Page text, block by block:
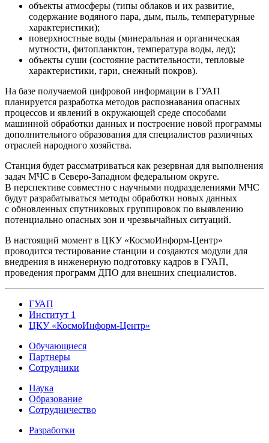
объекты атмосферы (типы облаков и их развитие,
содержание водяного пара, дым, пыль, температурные
характеристики);
поверхностные воды (минеральная и органическая
мутности, фитопланктон, температура воды, лед);
объекты суши (состояние растительности, тепловые
характеристики, гари, снежный покров).
На базе получаемой цифровой информации в ГУАП
планируется разработка методов распознавания опасных
процессов и явлений в окружающей среде способами
машинной обработки данных и построение новой программы
дополнительного образования для специалистов различных
отраслей народного хозяйства.
Станция будет рассматриваться как резервная для выполнения
задач МЧС в Северо-Западном федеральном округе.
В перспективе совместно с научными подразделениями МЧС
будут разрабатываться методы обработки новых данных
с обновленных спутниковых группировок по выявлению
потенциально опасных зон и чрезвычайных ситуаций.
В настоящий момент в ЦКУ «КосмоИнформ-Центр»
проводится тестирование станции и создаются модули для
внедрения в инженерную подготовку кадров в ГУАП,
проведения программ ДПО для внешних специалистов.
ГУАП
Институт 1
ЦКУ «КосмоИнформ-Центр»
Обучающиеся
Партнеры
Сотрудники
Наука
Образование
Сотрудничество
Разработки